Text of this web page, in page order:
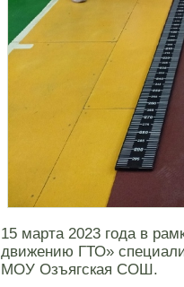
15 марта 2023 года в
движению ГТО»
МОУ Озъягская СОШ.